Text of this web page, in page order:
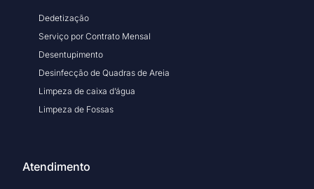
Dedetização
Serviço por Contrato Mensal
Desentupimento
Desinfecção de Quadras de Areia
Limpeza de caixa d’água
Limpeza de Fossas
Atendimento